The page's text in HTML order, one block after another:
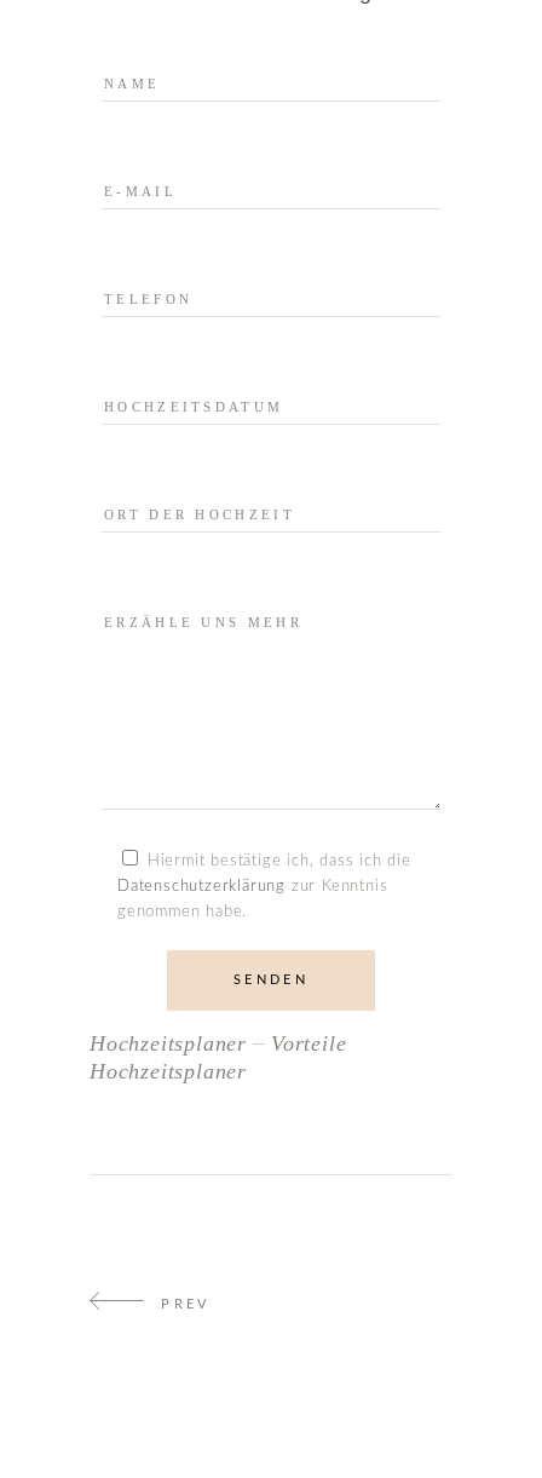
Hiermit bestätige ich, dass ich die
Datenschutzerklärung zur Kenntnis
genommen habe.
SENDEN
Hochzeitsplaner
Vorteile
Hochzeitsplaner
PREV